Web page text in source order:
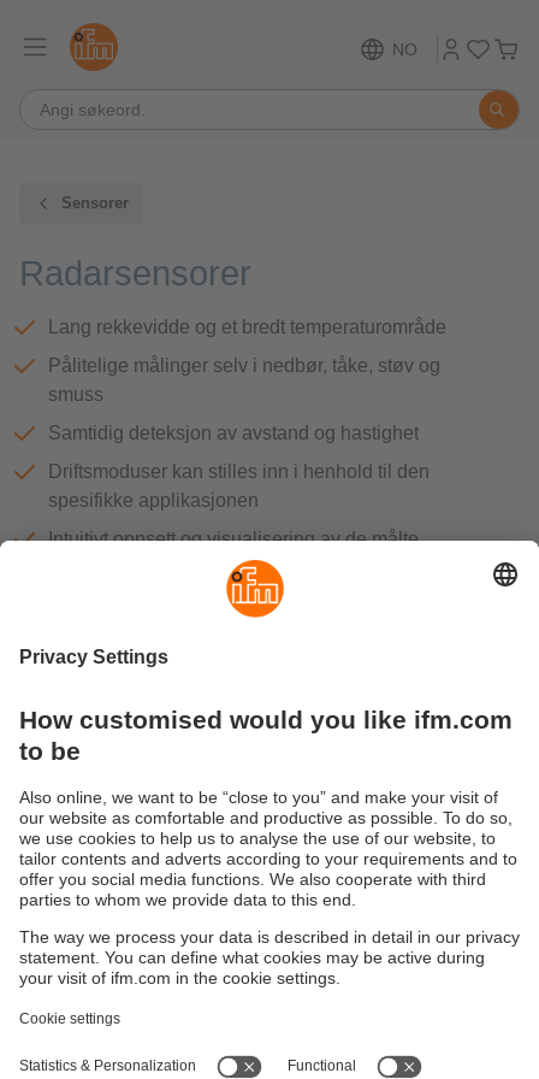
NO
Sensorer
Radarsensorer
Lang rekkevidde og et bredt temperaturområde
Pålitelige målinger selv i nedbør, tåke, støv og
smuss
Samtidig deteksjon av avstand og hastighet
Driftsmoduser kan stilles inn i henhold til den
spesifikke applikasjonen
Intuitivt oppsett og visualisering av de målte
dataene ved hjelp av ifm Vision Assistant-
Bærekraft
Personvernerklæring
Cookies